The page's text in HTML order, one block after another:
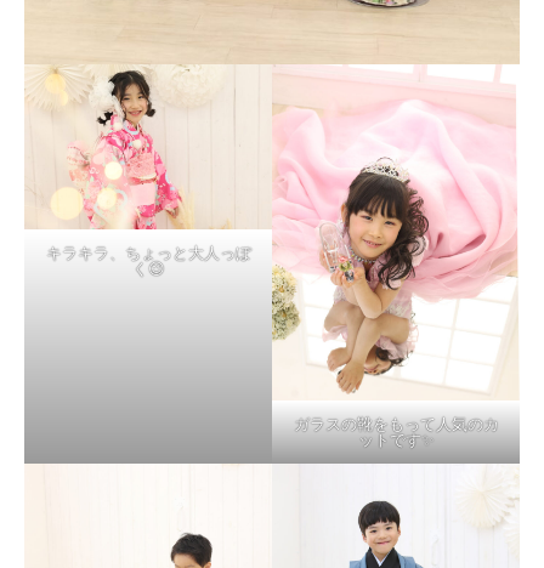
キラキラ、ちょっと大人っぽ
く😉
ガラスの靴をもって人気のカ
ットです✨